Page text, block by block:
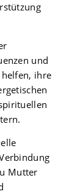
und
ihre
Mutter